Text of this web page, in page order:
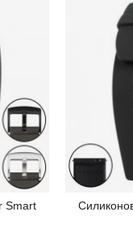
Mesh браслет
Smart